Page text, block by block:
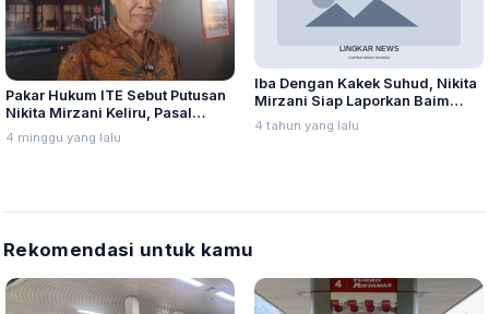
Pakar Hukum ITE Sebut Putusan
Nikita Mirzani Keliru, Pasal
Pemerasan Dinilai Tak Terpenuhi
4 minggu yang lalu
Iba Dengan Kakek Suhud, Nikita
Mirzani Siap Laporkan Baim
Wong
4 tahun yang lalu
Rekomendasi untuk kamu